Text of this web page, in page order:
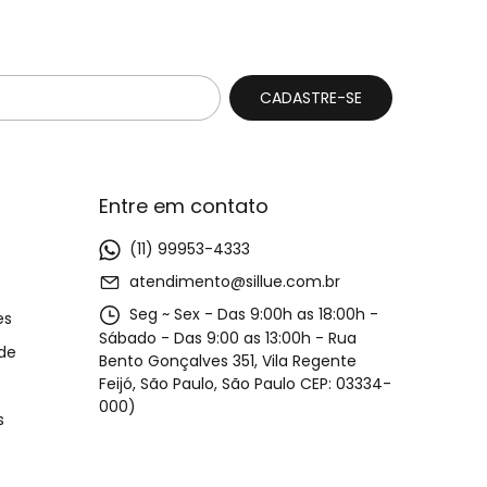
Entre em contato
(11) 99953-4333
atendimento@sillue.com.br
Seg ~ Sex - Das 9:00h as 18:00h -
Sábado - Das 9:00 as 13:00h - Rua
Bento Gonçalves 351, Vila Regente
Feijó, São Paulo, São Paulo CEP: 03334-
000)